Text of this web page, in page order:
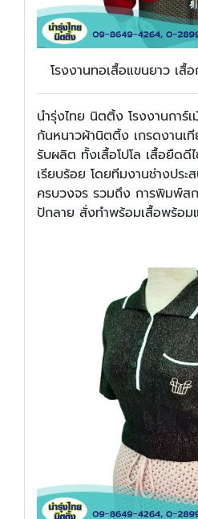
โรงงานทอเสื้อแขนยาว เสื้
นำรุ่งไทย นิตติ้ง โรงงานกา
กันหนาวผ้านิตติ้ง เกรดงานเ
รับผลิต ทั้งเสื้อโปโล เสื้อยืดดี
เรียบร้อย โดยทีมงานช่างปร
ครบวงจร รวมถึง การพิมพ์สก
ปักลาย สั่งทำพร้อมเสื้อพร้อ